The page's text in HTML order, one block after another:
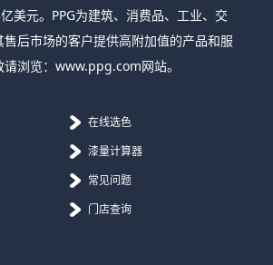
美元。PPG为建筑、消费品、工业、交
后市场的客户提供高附加值的产品和服
浏览：www.ppg.com网站。
在线选色
漆量计算器
常见问题
门店查询